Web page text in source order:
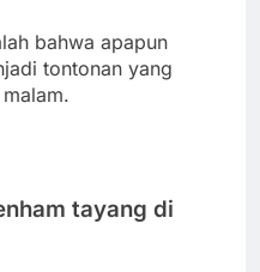
bahwa apapun
tontonan yang
tayang di